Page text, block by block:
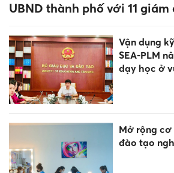
UBND thành phố với 11
Vận dụng
SEA-PLM
dạy học ở
Mở rộng
đào tạo